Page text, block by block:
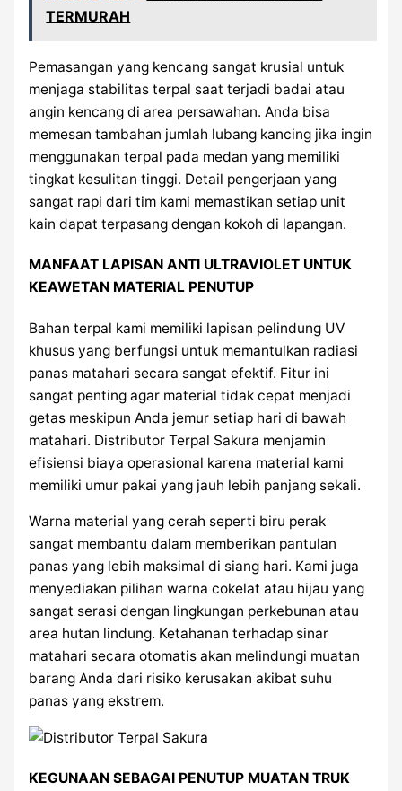
TERMURAH
Pemasangan yang kencang sangat krusial untuk
menjaga stabilitas terpal saat terjadi badai atau
angin kencang di area persawahan. Anda bisa
memesan tambahan jumlah lubang kancing jika ingin
menggunakan terpal pada medan yang memiliki
tingkat kesulitan tinggi. Detail pengerjaan yang
sangat rapi dari tim kami memastikan setiap unit
kain dapat terpasang dengan kokoh di lapangan.
MANFAAT LAPISAN ANTI ULTRAVIOLET UNTUK
KEAWETAN MATERIAL PENUTUP
Bahan terpal kami memiliki lapisan pelindung UV
khusus yang berfungsi untuk memantulkan radiasi
panas matahari secara sangat efektif. Fitur ini
sangat penting agar material tidak cepat menjadi
getas meskipun Anda jemur setiap hari di bawah
matahari. Distributor Terpal Sakura menjamin
efisiensi biaya operasional karena material kami
memiliki umur pakai yang jauh lebih panjang sekali.
Warna material yang cerah seperti biru perak
sangat membantu dalam memberikan pantulan
panas yang lebih maksimal di siang hari. Kami juga
menyediakan pilihan warna cokelat atau hijau yang
sangat serasi dengan lingkungan perkebunan atau
area hutan lindung. Ketahanan terhadap sinar
matahari secara otomatis akan melindungi muatan
barang Anda dari risiko kerusakan akibat suhu
panas yang ekstrem.
KEGUNAAN SEBAGAI PENUTUP MUATAN TRUK